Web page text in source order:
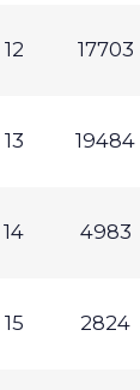
12 17703
13 19484
14 4983
15 2824